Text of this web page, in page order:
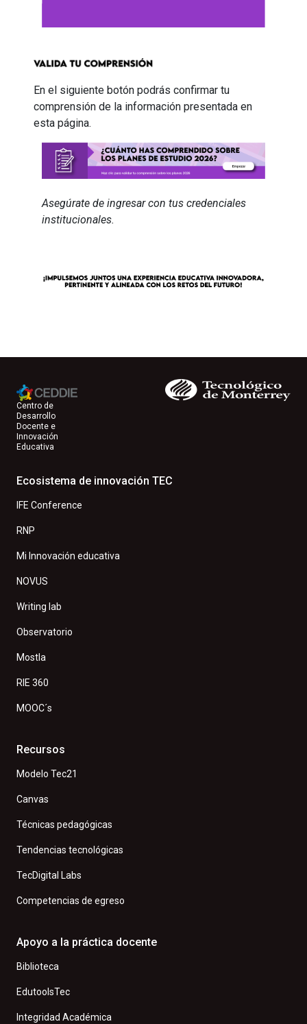
En el siguiente botón podrás confirmar tu
comprensión de la información presentada en
esta página.
Asegúrate de ingresar con tus credenciales
institucionales.
Centro de
Desarrollo
Docente e
Innovación
Educativa
Ecosistema de innovación TEC
IFE Conference
RNP
Mi Innovación educativa
NOVUS
Writing lab
Observatorio
Mostla
RIE 360
MOOC´s
Recursos
Modelo Tec21
Canvas
Técnicas pedagógicas
Tendencias tecnológicas
TecDigital Labs
Competencias de egreso
Apoyo a la práctica docente
Biblioteca
EdutoolsTec
Integridad Académica